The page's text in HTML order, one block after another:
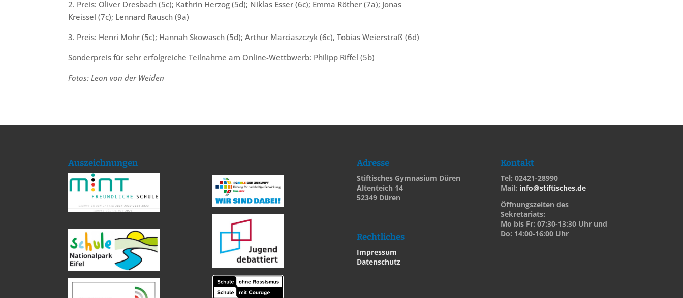
2. Preis: Oliver Dresbach (5c); Kathrin Herzog (5d); Niklas Esser (6c); Emma Röther (7a); Jonas
Kreissel (7c); Lennard Rausch (9a)
3. Preis: Henri Mohr (5c); Hannah Skowasch (5d); Arthur Marciaszczyk (6c), Tobias Weierstraß (6d)
Sonderpreis für sehr erfolgreiche Teilnahme am Online-Wettbwerb: Philipp Riffel (5b)
Fotos: Leon von der Weiden
Auszeichnungen Adresse
Stiftisches Gymnasium Düren
Altenteich 14
52349 Düren
Rechtliches
Impressum
Datenschutz
Kontakt
Tel: 02421-28990
Mail: info@stiftisches.de
Öffnungszeiten des
Sekretariats:
Mo bis Fr: 07:30-13:30 Uhr und
Do: 14:00-16:00 Uhr